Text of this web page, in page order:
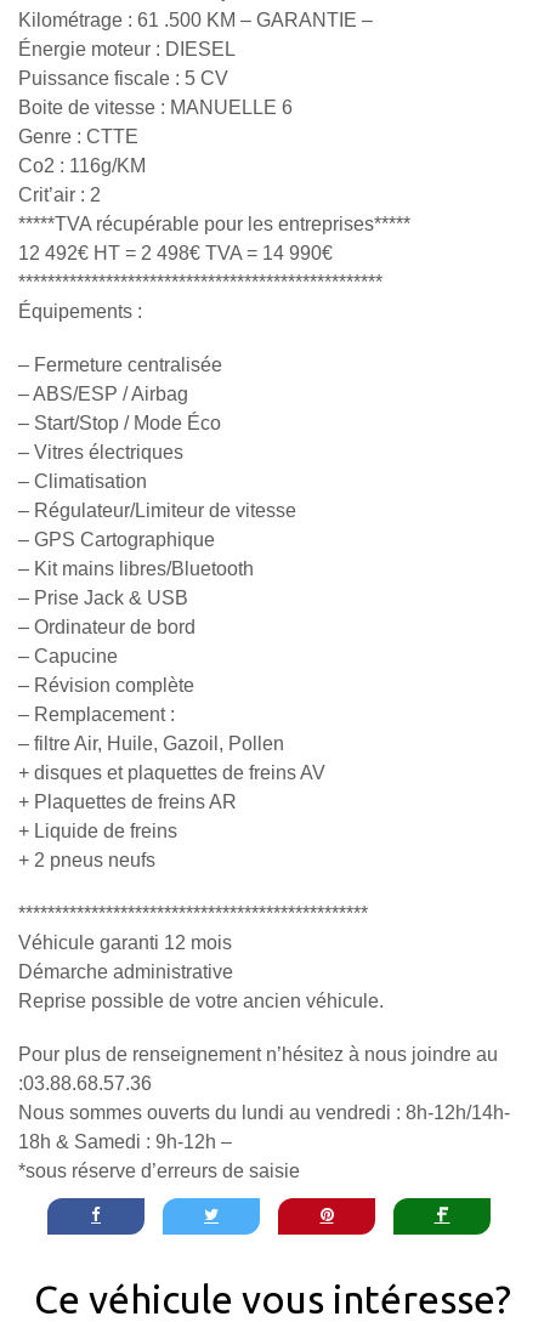
Kilométrage : 61 .500 KM – GARANTIE –
Énergie moteur : DIESEL
Puissance fiscale : 5 CV
Boite de vitesse : MANUELLE 6
Genre : CTTE
Co2 : 116g/KM
Crit’air : 2
*****TVA récupérable pour les entreprises*****
12 492€ HT = 2 498€ TVA = 14 990€
**************************************************
Équipements :
– Fermeture centralisée
– ABS/ESP / Airbag
– Start/Stop / Mode Éco
– Vitres électriques
– Climatisation
– Régulateur/Limiteur de vitesse
– GPS Cartographique
– Kit mains libres/Bluetooth
– Prise Jack & USB
– Ordinateur de bord
– Capucine
– Révision complète
– Remplacement :
– filtre Air, Huile, Gazoil, Pollen
+ disques et plaquettes de freins AV
+ Plaquettes de freins AR
+ Liquide de freins
+ 2 pneus neufs
************************************************
Véhicule garanti 12 mois
Démarche administrative
Reprise possible de votre ancien véhicule.
Pour plus de renseignement n’hésitez à nous joindre au
:03.88.68.57.36
Nous sommes ouverts du lundi au vendredi : 8h-12h/14h-
18h & Samedi : 9h-12h –
*sous réserve d’erreurs de saisie
Ce véhicule vous intéresse?